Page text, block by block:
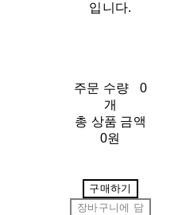
입니다.
주문 수량
0
개
총 상품 금액
0원
구매하기
장바구니에 담